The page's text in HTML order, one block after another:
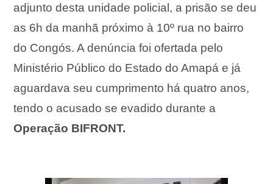
adjunto desta unidade policial, a prisão se deu
as 6h da manhã próximo à 10º rua no bairro
do Congós. A denúncia foi ofertada pelo
Ministério Público do Estado do Amapá e já
aguardava seu cumprimento há quatro anos,
tendo o acusado se evadido durante a
Operação BIFRONT.